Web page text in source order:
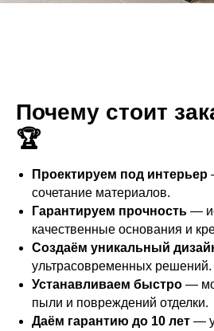
Почему стоит
🏆
Проектируем под интерьер
сочетание материалов.
Гарантируем прочность —
качественные основания и
Создаём уникальный
ультрасовременных решений.
Устанавливаем быстро —
пыли и повреждений отделки.
Даём гарантию до 10 лет —